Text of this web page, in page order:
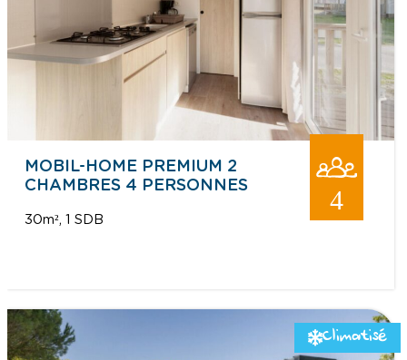
MOBIL-HOME PREMIUM 2
CHAMBRES 4 PERSONNES
30m² 1 SDB
4
Climatisé